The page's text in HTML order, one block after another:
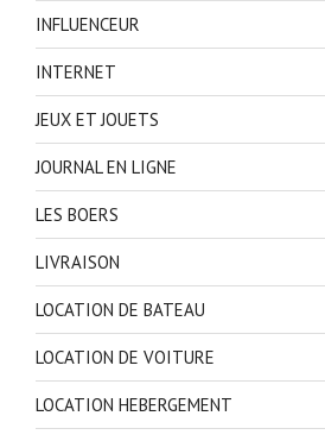
INFLUENCEUR
INTERNET
JEUX ET JOUETS
JOURNAL EN LIGNE
LES BOERS
LIVRAISON
LOCATION DE BATEAU
LOCATION DE VOITURE
LOCATION HEBERGEMENT